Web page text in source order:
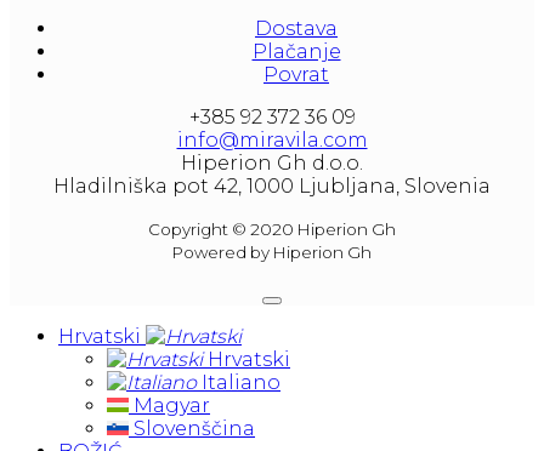
Dostava
Plačanje
Povrat
+385 92 372 36 09
info@miravila.com
Hiperion Gh d.o.o.
Hladilniška pot 42, 1000 Ljubljana, Slovenia
Copyright © 2020 Hiperion Gh
Powered by Hiperion Gh
Hrvatski
Hrvatski
Italiano
Magyar
Slovenščina